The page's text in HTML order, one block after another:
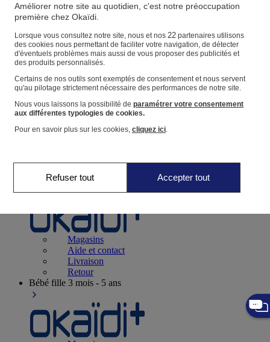
Magasin
Vos informations personnelles
Suivre une commande
Panier
Favoris
Naissance0-12 mois
Magasins
Aide et contact
Livraison
Retour
Bébé fille 3 mois - 5 ans
Améliorer notre site au quotidien, c'est notre préoccupation
première chez Okaïdi.
Lorsque vous consultez notre site, nous et nos 22partenaires utilisons
des cookies nous permettant de faciliter votre navigation, de détecter
d'éventuels problèmes mais aussi de vous proposer des publicités et
des produits personnalisés.
Certains de nos outils sont exemptés de consentement et nous servent
qu'au pilotage strictement nécessaire des performances de notre site.
Nous vous laissons la possibilité de paramétrer votre consentement
aux différentes typologies de cookies.
Pour en savoir plus sur les cookies, cliquez ici.
Refuser tout Accepter tout